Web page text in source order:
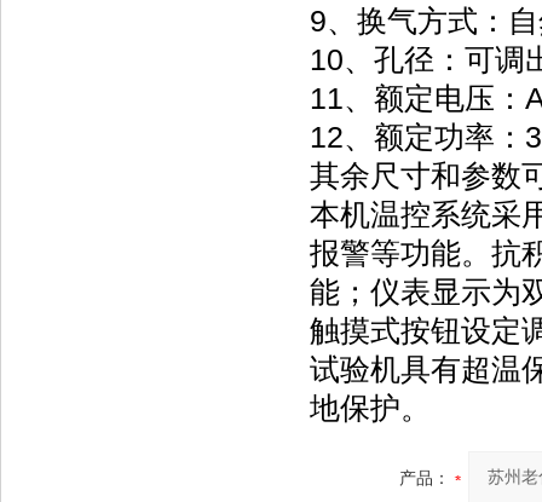
9、换气方式：
10、孔径：可调
11、额定电压：
12、额定功率：
其余尺寸和参数
本机温控系统采
报警等功能。抗
能；仪表显示为
触摸式按钮设定
试验机具有超温
地保护。
产品：